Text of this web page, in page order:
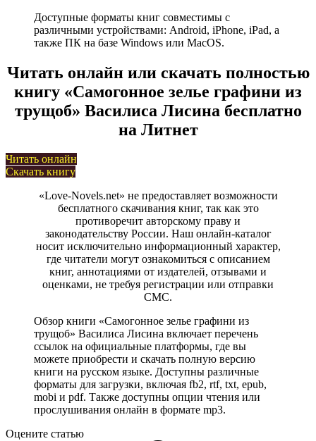
Доступные форматы книг совместимы с
различными устройствами: Android, iPhone, iPad, а
также ПК на базе Windows или MacOS.
Читать онлайн или скачать полностью
книгу «Самогонное зелье графини из
трущоб» Василиса Лисина бесплатно
на Литнет
Читать онлайн
Скачать книгу
«Love-Novels.net» не предоставляет возможности
бесплатного скачивания книг, так как это
противоречит авторскому праву и
законодательству России. Наш онлайн-каталог
носит исключительно информационный характер,
где читатели могут ознакомиться с описанием
книг, аннотациями от издателей, отзывами и
оценками, не требуя регистрации или отправки
СМС.
Обзор книги «Самогонное зелье графини из
трущоб» Василиса Лисина включает перечень
ссылок на официальные платформы, где вы
можете приобрести и скачать полную версию
книги на русском языке. Доступны различные
форматы для загрузки, включая fb2, rtf, txt, epub,
mobi и pdf. Также доступны опции чтения или
прослушивания онлайн в формате mp3.
Оцените статью